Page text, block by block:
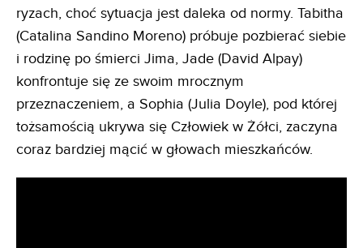
ryzach, choć sytuacja jest daleka od normy. Tabitha
(Catalina Sandino Moreno) próbuje pozbierać siebie
i rodzinę po śmierci Jima, Jade (David Alpay)
konfrontuje się ze swoim mrocznym
przeznaczeniem, a Sophia (Julia Doyle), pod której
tożsamością ukrywa się Człowiek w Żółci, zaczyna
coraz bardziej mącić w głowach mieszkańców.